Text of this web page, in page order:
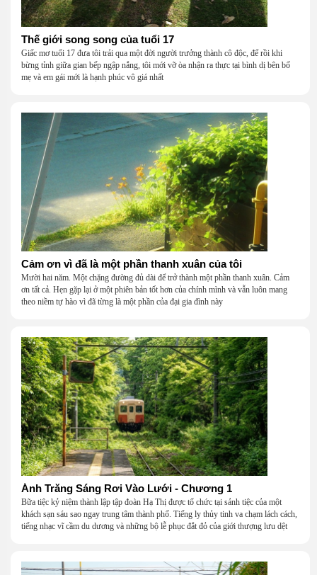
Thế giới song song của tuổi 17
Giấc mơ tuổi 17 đưa tôi trải qua một đời người trưởng thành cô độc, để rồi khi
bừng tỉnh giữa gian bếp ngập nắng, tôi mới vỡ òa nhận ra thực tại bình dị bên bố
mẹ và em gái mới là hạnh phúc vô giá nhất
Cảm ơn vì đã là một phần thanh xuân của tôi
Mười hai năm. Một chặng đường đủ dài để trở thành một phần thanh xuân. Cảm
ơn tất cả. Hẹn gặp lại ở một phiên bản tốt hơn của chính mình và vẫn luôn mang
theo niềm tự hào vì đã từng là một phần của đại gia đình này
Ánh Trăng Sáng Rơi Vào Lưới - Chương 1
Bữa tiệc kỷ niệm thành lập tập đoàn Hạ Thị được tổ chức tại sảnh tiệc của một
khách sạn sáu sao ngay trung tâm thành phố. Tiếng ly thủy tinh va chạm lách cách,
tiếng nhạc vĩ cầm du dương và những bộ lễ phục đắt đỏ của giới thượng lưu dệt